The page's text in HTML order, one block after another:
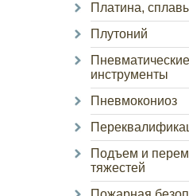
Платина,
Плутоний
инструменты
Пневмокониоз
Подъем и
тяжестей